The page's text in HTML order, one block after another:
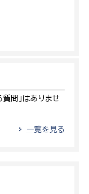
質問」はありませ
一覧を見る